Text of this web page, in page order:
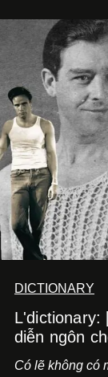
DICTIONARY
L'dictionary:
diễn ngôn
Có lẽ không có